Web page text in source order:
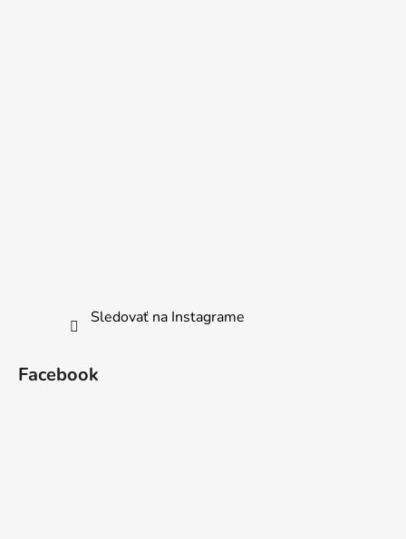
Sledovať na Instagrame
Facebook